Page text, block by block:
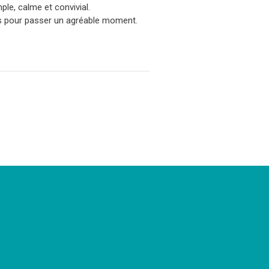
calme et convivial.
passer un agréable moment.